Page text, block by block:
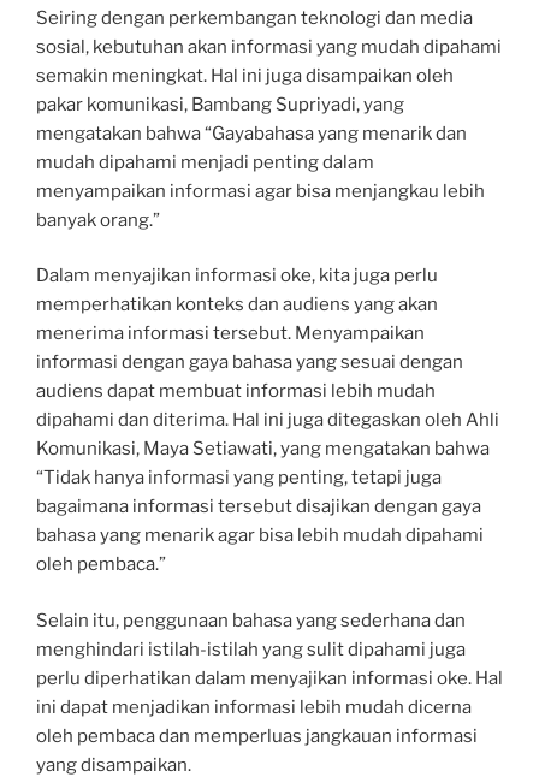
Seiring dengan perkembangan teknologi dan media
sosial, kebutuhan akan informasi yang mudah dipahami
semakin meningkat. Hal ini juga disampaikan oleh
pakar komunikasi, Bambang Supriyadi, yang
mengatakan bahwa “Gayabahasa yang menarik dan
mudah dipahami menjadi penting dalam
menyampaikan informasi agar bisa menjangkau lebih
banyak orang.”
Dalam menyajikan informasi oke, kita juga perlu
memperhatikan konteks dan audiens yang akan
menerima informasi tersebut. Menyampaikan
informasi dengan gaya bahasa yang sesuai dengan
audiens dapat membuat informasi lebih mudah
dipahami dan diterima. Hal ini juga ditegaskan oleh Ahli
Komunikasi, Maya Setiawati, yang mengatakan bahwa
“Tidak hanya informasi yang penting, tetapi juga
bagaimana informasi tersebut disajikan dengan gaya
bahasa yang menarik agar bisa lebih mudah dipahami
oleh pembaca.”
Selain itu, penggunaan bahasa yang sederhana dan
menghindari istilah-istilah yang sulit dipahami juga
perlu diperhatikan dalam menyajikan informasi oke. Hal
ini dapat menjadikan informasi lebih mudah dicerna
oleh pembaca dan memperluas jangkauan informasi
yang disampaikan.